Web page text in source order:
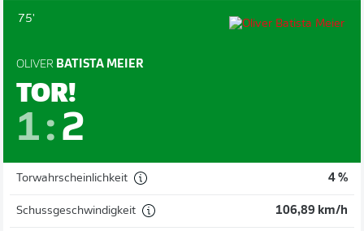
75'
OLIVER BATISTA MEIER
TOR!
1: 2
Torwahrscheinlichkeit 4 %
Schussgeschwindigkeit 106,89 km/h